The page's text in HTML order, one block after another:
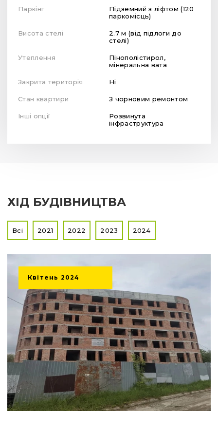
Паркінг
Підземний з ліфтом (120
паркомісць)
Висота стелі
2.7 м (від підлоги до
стелі)
Утеплення
Пінополістирол,
мінеральна вата
Закрита територія Ні
Стан квартири З чорновим ремонтом
Інші опції
Розвинута
інфраструктура
ХІД БУДІВНИЦТВА
Всі 2021 2022 2023 2024
Квітень 2024